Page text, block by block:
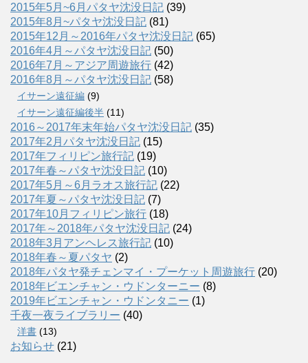
2015年5月~6月パタヤ沈没日記 (39)
2015年8月~パタヤ沈没日記 (81)
2015年12月～2016年パタヤ沈没日記 (65)
2016年4月～パタヤ沈没日記 (50)
2016年7月～アジア周遊旅行 (42)
2016年8月～パタヤ沈没日記 (58)
イサーン遠征編 (9)
イサーン遠征編後半 (11)
2016～2017年末年始パタヤ沈没日記 (35)
2017年2月パタヤ沈没日記 (15)
2017年フィリピン旅行記 (19)
2017年春～パタヤ沈没日記 (10)
2017年5月～6月ラオス旅行記 (22)
2017年夏～パタヤ沈没日記 (7)
2017年10月フィリピン旅行 (18)
2017年～2018年パタヤ沈没日記 (24)
2018年3月アンヘレス旅行記 (10)
2018年春～夏パタヤ (2)
2018年パタヤ発チェンマイ・プーケット周遊旅行 (20)
2018年ビエンチャン・ウドンターニー (8)
2019年ビエンチャン・ウドンタニー (1)
千夜一夜ライブラリー (40)
洋書 (13)
お知らせ (21)